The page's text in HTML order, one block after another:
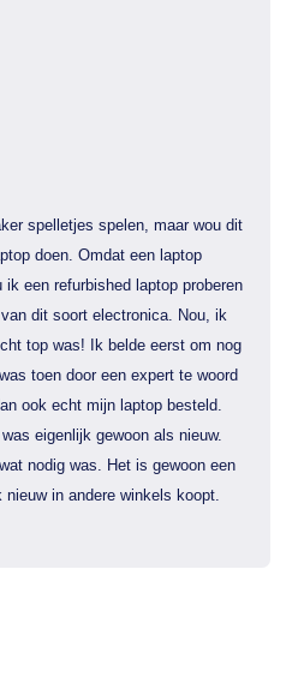
spelletjes spelen, maar wou dit
doen. Omdat een laptop
een refurbished laptop proberen
dit soort electronica. Nou, ik
top was! Ik belde eerst om nog
toen door een expert te woord
ook echt mijn laptop besteld.
eigenlijk gewoon als nieuw.
nodig was. Het is gewoon een
in andere winkels koopt.